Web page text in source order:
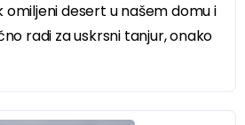
omiljeni desert u našem domu i
radi za uskrsni tanjur, onako